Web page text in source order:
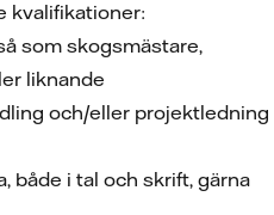
kvalifikationer:
som skogsmästare,
liknande
och/eller projektledning
både i tal och skrift, gärna